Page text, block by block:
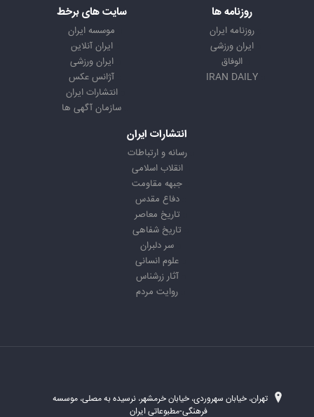
روزنامه ها
روزنامه ایران
ایران ورزشی
الوفاق
IRAN DAILY
سایت های برخط
موسسه ایران
ایران آنلاین
ایران ورزشی
آژانس عکس
انتشارات ایران
سازمان آگهی ها
انتشارات ایران
رسانه و ارتباطات
انقلاب اسلامی
جبهه مقاومت
دفاع مقدس
تاریخ معاصر
تاریخ شفاهی
سر دلبران
علوم انسانی
آثار زرشناس
روایت مردم
تهران، خیابان سهروردی، خیابان خرمشهر، نرسیده به مصلی، موسسه
فرهنگی-مطبوعاتی ایران